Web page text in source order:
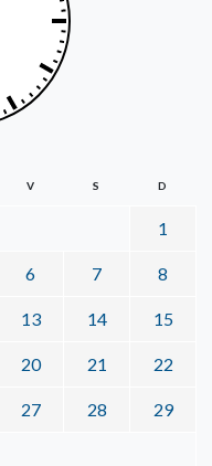
V S D
1
6 7 8
13 14 15
20 21 22
27 28 29